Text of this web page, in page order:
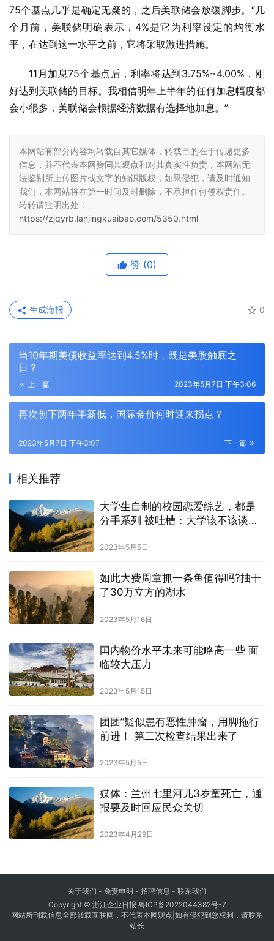
75个基点几乎是确定无疑的，之后美联储会放缓脚步。“几
个月前，美联储明确表示，4%是它为利率设定的均衡水
平，在达到这一水平之前，它将采取激进措施。
11月加息75个基点后，利率将达到3.75%~4.00%，刚
好达到美联储的目标。我相信明年上半年的任何加息幅度都
会小很多，美联储会根据经济数据有选择地加息。”
本网站有部分内容均转载自其它媒体，转载目的在于传递更多
信息，并不代表本网赞同其观点和对其真实性负责，本网站无
法鉴别所上传图片或文字的知识版权，如果侵犯，请及时通知
我们，本网站将在第一时间及时删除，不承担任何侵权责任。
转转请注明出处：
https://zjqyrb.lanjingkuaibao.com/5350.html
赞 (0)
0
生成海报
当10年期美债收益率达到4.5%时，既是美股触底之
日？
上一篇 2023年5月7日 下午3:06
再次创下两年半新低，国际金价何时迎来拐点？
下一篇
2023年5月7日 下午3:07
相关推荐
大学生自制的校园恋爱综艺，都是
分手系列 被吐槽：大学该不该谈恋
2023年5月5日
如此大费周章抓一条鱼值得吗?抽干
了30万立方的湖水
2023年5月16日
国内物价水平未来可能略高一些 面
临较大压力
2023年5月15日
团团”疑似患有恶性肿瘤，用脚拖行
前进！ 第二次检查结果出来了
2023年5月5日
媒体：兰州七里河儿3岁童死亡，通
报要及时回应民众关切
2023年4月29日
关于我们 - 免责申明 - 招聘信息 - 联系我们
Copyright © 浙江企业日报 粤ICP备2022044382号-7
网站所刊载信息全部转载互联网，不代表本网观点|如有侵犯到您权利，请联系
站长